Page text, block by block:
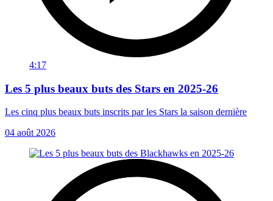
4:17
Les 5 plus beaux buts des Stars en 2025-26
Les cinq plus beaux buts inscrits par les Stars la saison dernière
04 août 2026